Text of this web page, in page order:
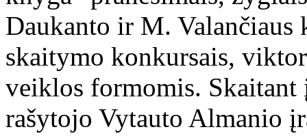
Daukanto ir M.
skaitymo konkursais,
veiklos formomis. Skaitant
rašytojo Vytauto Almanio